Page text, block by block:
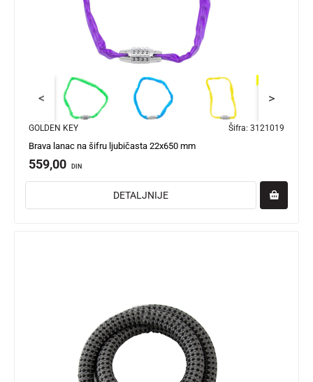
< >
GOLDEN KEY Šifra: 3121019
Brava lanac na šifru ljubičasta 22x650 mm
559,00 DIN
DETALJNIJE